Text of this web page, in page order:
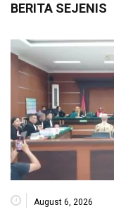
BERITA SEJENIS
August 6, 2026